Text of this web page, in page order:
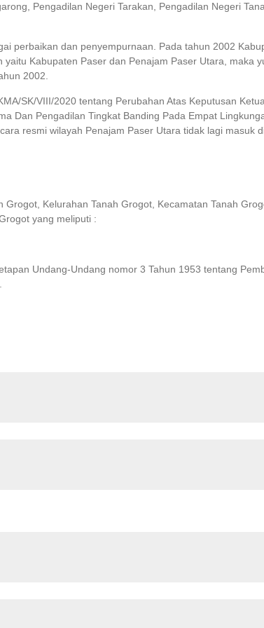
Pengadilan Negeri Tarakan, Pengadilan Negeri
perbaikan dan penyempurnaan. Pada tahun 2002
Kabupaten Paser dan Penajam Paser Utara, maka
2002.
SK/VIII/2020 tentang Perubahan Atas Keputusan
Dan Pengadilan Tingkat Banding Pada Empat
resmi wilayah Penajam Paser Utara tidak lagi masuk
Kelurahan Tanah Grogot, Kecamatan Tanah
yang meliputi :
Undang-Undang nomor 3 Tahun 1953 tentang